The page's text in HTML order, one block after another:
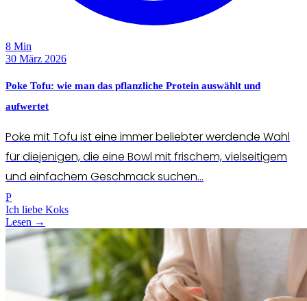
8 Min
30 März 2026
Poke Tofu: wie man das pflanzliche Protein auswählt und
aufwertet
Poke mit Tofu ist eine immer beliebter werdende Wahl
für diejenigen, die eine Bowl mit frischem, vielseitigem
und einfachem Geschmack suchen...
P
Ich liebe Koks
Lesen →